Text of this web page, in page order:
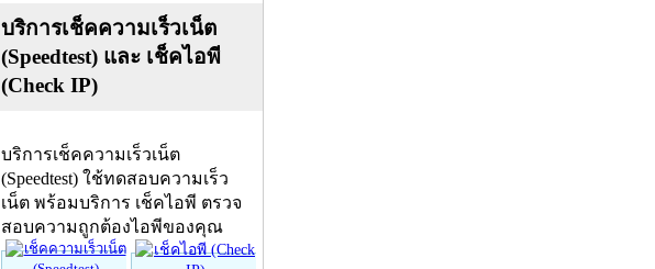
บริการเช็คความเร็วเน็ต
(Speedtest) และ เช็คไอพี
(Check IP)
บริการเช็คความเร็วเน็ต
(Speedtest) ใช้ทดสอบความเร็ว
เน็ต พร้อมบริการ เช็คไอพี ตรวจ
สอบความถูกต้องไอพีของคุณ